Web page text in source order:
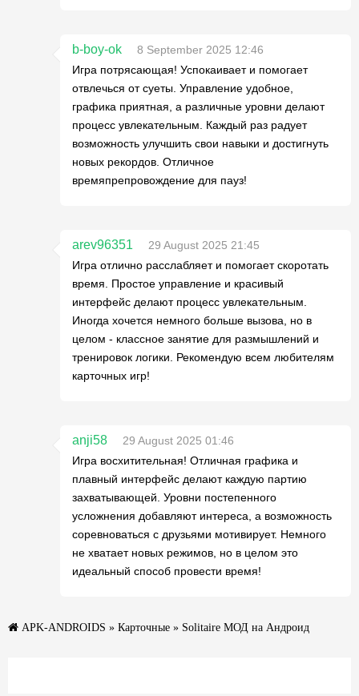
b-boy-ok
8 September 2025 12:46
Игра потрясающая! Успокаивает и помогает
отвлечься от суеты. Управление удобное,
графика приятная, а различные уровни делают
процесс увлекательным. Каждый раз радует
возможность улучшить свои навыки и достигнуть
новых рекордов. Отличное
времяпрепровождение для пауз!
arev96351
29 August 2025 21:45
Игра отлично расслабляет и помогает скоротать
время. Простое управление и красивый
интерфейс делают процесс увлекательным.
Иногда хочется немного больше вызова, но в
целом - классное занятие для размышлений и
тренировок логики. Рекомендую всем любителям
карточных игр!
anji58
29 August 2025 01:46
Игра восхитительная! Отличная графика и
плавный интерфейс делают каждую партию
захватывающей. Уровни постепенного
усложнения добавляют интереса, а возможность
соревноваться с друзьями мотивирует. Немного
не хватает новых режимов, но в целом это
идеальный способ провести время!
APK-ANDROIDS » Карточные » Solitaire МОД на Андроид